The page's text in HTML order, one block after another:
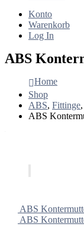
Konto
Warenkorb
Log In
ABS
Home
Shop
ABS, Fittinge,
ABS
ABS
ABS